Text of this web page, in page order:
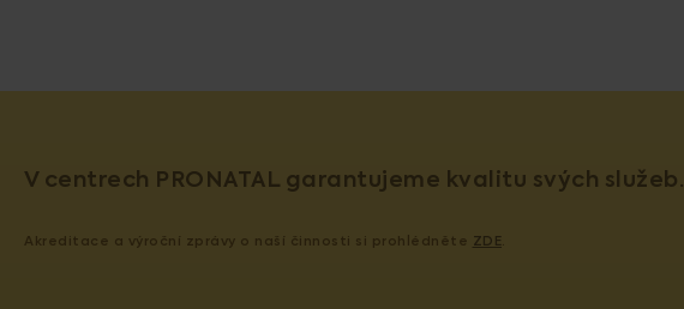
V centrech PRONATAL garantujeme kvalitu svých služeb.
Akreditace a výroční zprávy o naší činnosti si prohlédněte ZDE